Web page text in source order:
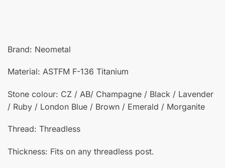
Brand: Neometal
Material: ASTFM F-136 Titanium
Stone colour: CZ / AB/ Champagne / Black / Lavender
/ Ruby / London Blue / Brown / Emerald / Morganite
Thread: Threadless
Thickness: Fits on any threadless post.